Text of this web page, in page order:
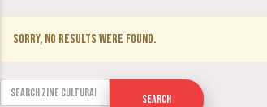
Sorry, no results were found.
Search for:
Search